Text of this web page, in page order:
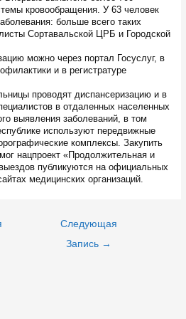
кровообращения. У 63 человек
больше всего таких
Сортавальской ЦРБ и Городской
можно через портал Госуслуг, в
и в регистратуре
проводят диспансеризацию и в
в отдаленных населенных
выявления заболеваний, в том
используют передвижные
комплексы. Закупить
нацпроект «Продолжительная и
публикуются на официальных
медицинских организаций.
Следующая
Запись →